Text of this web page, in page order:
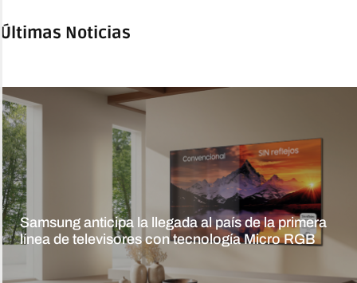
Últimas Noticias
Samsung anticipa la llegada al país de la primera
línea de televisores con tecnología Micro RGB